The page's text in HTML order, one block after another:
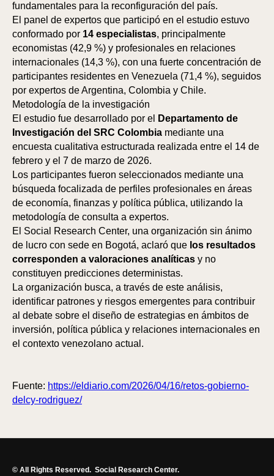
fundamentales para la reconfiguración del país.
El panel de expertos que participó en el estudio estuvo
conformado por 14 especialistas, principalmente
economistas (42,9 %) y profesionales en relaciones
internacionales (14,3 %), con una fuerte concentración de
participantes residentes en Venezuela (71,4 %), seguidos
por expertos de Argentina, Colombia y Chile.
Metodología de la investigación
El estudio fue desarrollado por el
Departamento de
Investigación del SRC Colombia mediante una
encuesta cualitativa estructurada realizada entre el 14 de
febrero y el 7 de marzo de 2026.
Los participantes fueron seleccionados mediante una
búsqueda focalizada de perfiles profesionales en áreas
de economía, finanzas y política pública, utilizando la
metodología de consulta a expertos.
El Social Research Center, una organización sin ánimo
de lucro con sede en Bogotá, aclaró que los resultados
corresponden a valoraciones analíticas y no
constituyen predicciones deterministas.
La organización busca, a través de este análisis,
identificar patrones y riesgos emergentes para contribuir
al debate sobre el diseño de estrategias en ámbitos de
inversión, política pública y relaciones internacionales en
el contexto venezolano actual.
Fuente: https://eldiario.com/2026/04/16/retos-gobierno-
delcy-rodriguez/
© All Rights Reserved. Social Research Center.